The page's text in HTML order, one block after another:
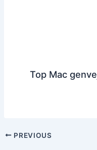
Top Mac
PREVIOUS